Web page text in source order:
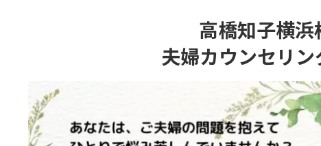
高橋知子横浜
夫婦カウンセリン